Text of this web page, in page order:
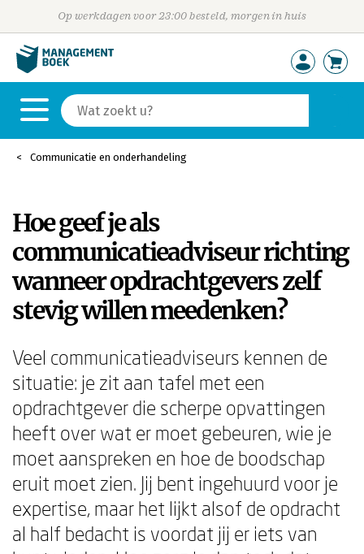
Op werkdagen voor 23:00 besteld, morgen in huis
Communicatie en onderhandeling
Hoe geef je als
communicatieadviseur richting
wanneer opdrachtgevers zelf
stevig willen meedenken?
Veel communicatieadviseurs kennen de
situatie: je zit aan tafel met een
opdrachtgever die scherpe opvattingen
heeft over wat er moet gebeuren, wie je
moet aanspreken en hoe de boodschap
eruit moet zien. Jij bent ingehuurd voor je
expertise, maar het lijkt alsof de opdracht
al half bedacht is voordat jij er iets van